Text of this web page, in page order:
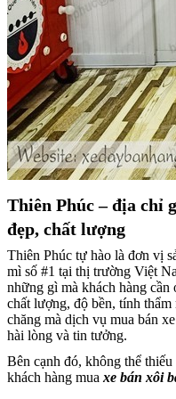
Thiên Phúc – địa chỉ
đẹp, chất lượng
Thiên Phúc tự hào là đơn vị
mì số #1 tại thị trường Việt
những gì mà khách hàng
chất lượng, độ bền, tính
chăng mà dịch vụ mua bán
hài lòng và tin tưởng.
Bên cạnh đó, không thể
khách hàng mua xe bán xôi